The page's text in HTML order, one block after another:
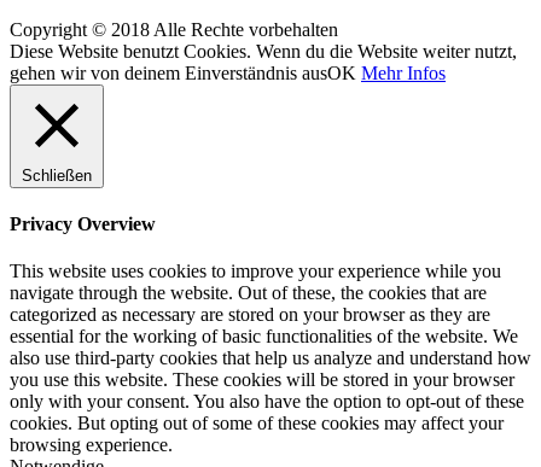
Copyright © 2018 Alle Rechte vorbehalten
Diese Website benutzt Cookies. Wenn du die Website weiter nutzt,
gehen wir von deinem Einverständnis ausOK Mehr Infos
Schließen
Privacy Overview
This website uses cookies to improve your experience while you
navigate through the website. Out of these, the cookies that are
categorized as necessary are stored on your browser as they are
essential for the working of basic functionalities of the website. We
also use third-party cookies that help us analyze and understand how
you use this website. These cookies will be stored in your browser
only with your consent. You also have the option to opt-out of these
cookies. But opting out of some of these cookies may affect your
browsing experience.